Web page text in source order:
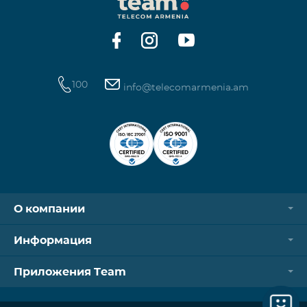
операторов. Для корректной идентификации Wi-
Fi и VPN должны быть отключен
100 info@telecomarmenia.am
О компании
Информация
Приложения Team